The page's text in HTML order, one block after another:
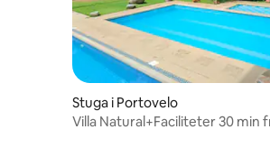
Stuga i Portovelo
Villa Natural+Faciliteter 30 min